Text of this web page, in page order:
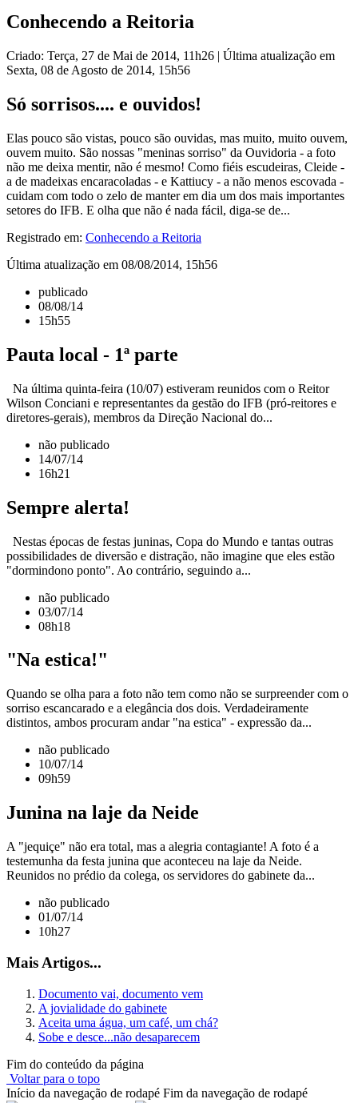
Conhecendo a Reitoria
Criado: Terça, 27 de Mai de 2014, 11h26 | Última atualização em
Sexta, 08 de Agosto de 2014, 15h56
Só sorrisos.... e ouvidos!
Elas pouco são vistas, pouco são ouvidas, mas muito, muito ouvem,
ouvem muito. São nossas "meninas sorriso" da Ouvidoria - a foto
não me deixa mentir, não é mesmo! Como fiéis escudeiras, Cleide -
a de madeixas encaracoladas - e Kattiucy - a não menos escovada -
cuidam com todo o zelo de manter em dia um dos mais importantes
setores do IFB. E olha que não é nada fácil, diga-se de...
Registrado em: Conhecendo a Reitoria
Última atualização em 08/08/2014, 15h56
publicado
08/08/14
15h55
Pauta local - 1ª parte
Na última quinta-feira (10/07) estiveram reunidos com o Reitor
Wilson Conciani e representantes da gestão do IFB (pró-reitores e
diretores-gerais), membros da Direção Nacional do...
não publicado
14/07/14
16h21
Sempre alerta!
Nestas épocas de festas juninas, Copa do Mundo e tantas outras
possibilidades de diversão e distração, não imagine que eles estão
"dormindono ponto". Ao contrário, seguindo a...
não publicado
03/07/14
08h18
"Na estica!"
Quando se olha para a foto não tem como não se surpreender com o
sorriso escancarado e a elegância dos dois. Verdadeiramente
distintos, ambos procuram andar "na estica" - expressão da...
não publicado
10/07/14
09h59
Junina na laje da Neide
A "jequiçe" não era total, mas a alegria contagiante! A foto é a
testemunha da festa junina que aconteceu na laje da Neide.
Reunidos no prédio da colega, os servidores do gabinete da...
não publicado
01/07/14
10h27
Mais Artigos...
Documento vai, documento vem
A jovialidade do gabinete
Aceita uma água, um café, um chá?
Sobe e desce...não desaparecem
Fim do conteúdo da página
Voltar para o topo
Início da navegação de rodapé Fim da navegação de rodapé